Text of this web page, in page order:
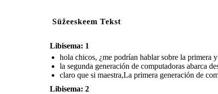
Süžeeskeem Tekst
Libisema: 1
hola chicos, ¿me podrían hablar sobre la primera
la segunda generación de computadoras abarca
claro que si maestra,La primera generación de
Libisema: 2